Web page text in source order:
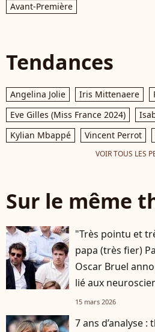
Avant-Première
Tendances
Angelina Jolie Iris Mittenaere
Eve Gilles (Miss France 2024)
Kylian Mbappé
Vincent Perrot
VOIR TOUS LES
Sur le même
"Très pointu et
papa (très fier)
Oscar Bruel
lié aux
15 mars 2026
7 ans d’analyse